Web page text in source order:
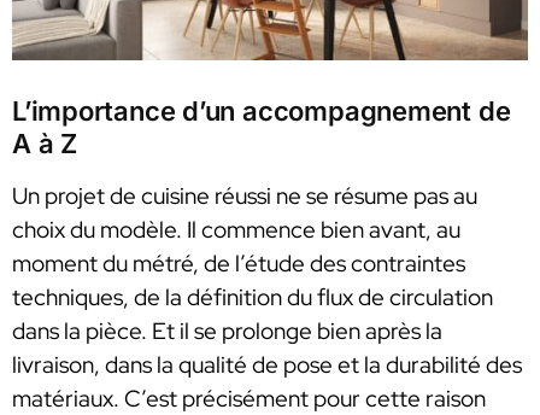
L’importance d’un accompagnement de
A à Z
Un projet de cuisine réussi ne se résume pas au
choix du modèle. Il commence bien avant, au
moment du métré, de l’étude des contraintes
techniques, de la définition du flux de circulation
dans la pièce. Et il se prolonge bien après la
livraison, dans la qualité de pose et la durabilité des
matériaux. C’est précisément pour cette raison